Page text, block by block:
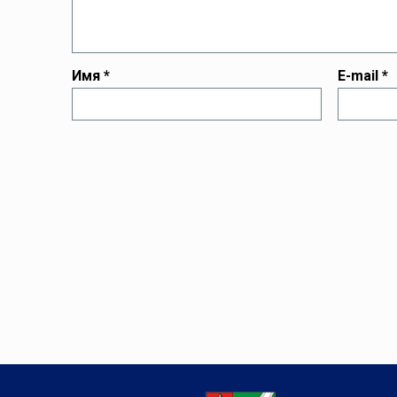
Имя* E-mail*